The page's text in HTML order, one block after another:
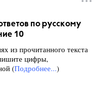
по русскому
10
из прочитанного текста
цифры,
(Подробнее...)